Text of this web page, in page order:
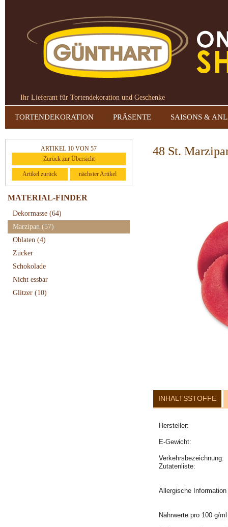
Ihr Lieferant für Tortendekoration und Geschenke
TORTENDEKORATION PRÄSENTE SAISONS &
ARTIKEL 10 VON 57
Zurück zur Übersicht
Artikel zurück nächster Artikel
MATERIAL-FINDER
Dekormasse (64)
Marzipan (57)
Oblaten (4)
Zucker
Schokolade
Nicht essbar
Glitzer (10)
48 St.
INHALTSSTOFFE
Hersteller:
E-Gewicht:
Verkehrsbezeichnung:
Zutatenliste:
Allergische
Nährwerte pro 100 g/ml